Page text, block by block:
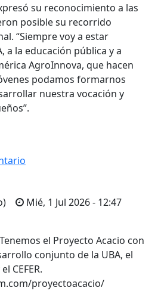
su reconocimiento a las
posible su recorrido
“Siempre voy a estar
a la educación pública y a
AgroInnova, que hacen
podamos formarnos
nuestra vocación y
Mié, 1 Jul 2026 - 12:47
el Proyecto Acacio con
conjunto de la UBA, el
CEFER.
proyectoacacio/